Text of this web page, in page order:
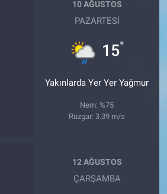
10 AĞUSTOS
PAZARTESI
15°
Yakınlarda Yer Yer Yağmur
Nem: %75
Rüzgar: 3.39 m/s
12 AĞUSTOS
ÇARŞAMBA